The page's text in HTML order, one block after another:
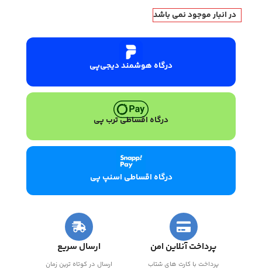
در انبار موجود نمی باشد
درگاه هوشمند دیجی‌پی
درگاه اقساطی ترب پی
درگاه اقساطی اسنپ پی
پرداخت آنلاین امن
پرداخت با کارت های شتاب
ارسال سریع
ارسال در کوتاه ترین زمان